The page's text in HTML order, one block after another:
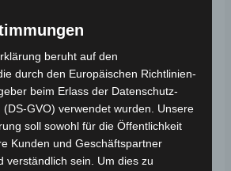
Kostenloser Versand
CARGO VOLT GASGRIFF
Bewertet
69,00 € *
beruht auf den
durch den Europäischen Richtlinien-
beim Erlass der Datenschutz-
GVO) verwendet wurden. Unsere
soll sowohl für die Öffentlichkeit
Kunden und Geschäftspartner
verständlich sein. Um dies zu